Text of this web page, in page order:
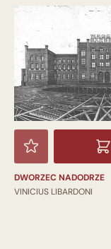
DWORZEC NADODRZE
VINICIUS LIBARDONI